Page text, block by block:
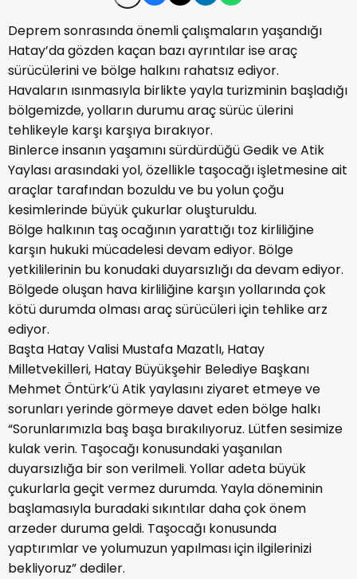
Deprem sonrasında önemli çalışmaların yaşandığı
Hatay’da gözden kaçan bazı ayrıntılar ise araç
sürücülerini ve bölge halkını rahatsız ediyor.
Havaların ısınmasıyla birlikte yayla turizminin başladığı
bölgemizde, yolların durumu araç sürüc ülerini
tehlikeyle karşı karşıya bırakıyor.
Binlerce insanın yaşamını sürdürdüğü Gedik ve Atik
Yaylası arasındaki yol, özellikle taşocağı işletmesine ait
araçlar tarafından bozuldu ve bu yolun çoğu
kesimlerinde büyük çukurlar oluşturuldu.
Bölge halkının taş ocağının yarattığı toz kirliliğine
karşın hukuki mücadelesi devam ediyor. Bölge
yetkililerinin bu konudaki duyarsızlığı da devam ediyor.
Bölgede oluşan hava kirliliğine karşın yollarında çok
kötü durumda olması araç sürücüleri için tehlike arz
ediyor.
Başta Hatay Valisi Mustafa Mazatlı, Hatay
Milletvekilleri, Hatay Büyükşehir Belediye Başkanı
Mehmet Öntürk’ü Atik yaylasını ziyaret etmeye ve
sorunları yerinde görmeye davet eden bölge halkı
“Sorunlarımızla baş başa bırakılıyoruz. Lütfen sesimize
kulak verin. Taşocağı konusundaki yaşanılan
duyarsızlığa bir son verilmeli. Yollar adeta büyük
çukurlarla geçit vermez durumda. Yayla döneminin
başlamasıyla buradaki sıkıntılar daha çok önem
arzeder duruma geldi. Taşocağı konusunda
yaptırımlar ve yolumuzun yapılması için ilgilerinizi
bekliyoruz” dediler.